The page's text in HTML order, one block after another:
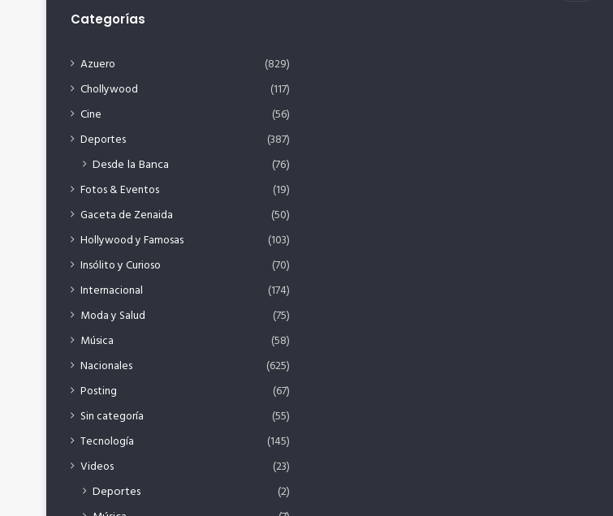
Categorías
Azuero
(829)
Chollywood
(117)
Cine
(56)
Deportes
(387)
Desde la Banca (76)
Fotos & Eventos
(19)
Gaceta de Zenaida
(50)
Hollywood y Famosas
(103)
Insólito y Curioso
(70)
Internacional
(174)
Moda y Salud
(75)
Música
(58)
Nacionales
(625)
Posting
(67)
Sin categoría
(55)
Tecnología
(145)
Videos
(23)
Deportes
(2)